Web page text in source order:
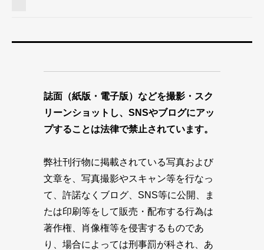
誌面（紙版・電子版）などを撮影・スク
リーンショットし、SNSやブログにアッ
プすることは法律で禁止されています。
弊社刊行物に掲載されている写真および
文章を、写真撮影やスキャン等を行なっ
て、許諾なくブログ、SNS等に公開、ま
たは印刷等をして販売・配布する行為は
著作権、肖像権等を侵害するものであ
り、場合によっては刑事罰が科され、あ